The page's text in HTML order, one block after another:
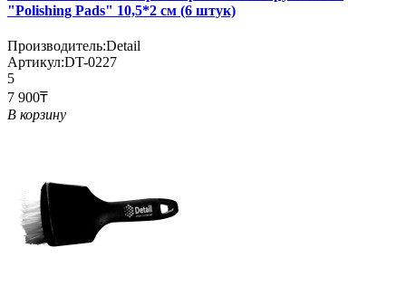
"Polishing Pads" 10,5*2 см (6 штук)
Производитель:Detail
Артикул:DT-0227
5
7 900₸
В корзину